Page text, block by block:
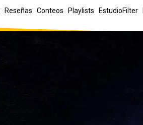
Reseñas Conteos Playlists EstudioFilter